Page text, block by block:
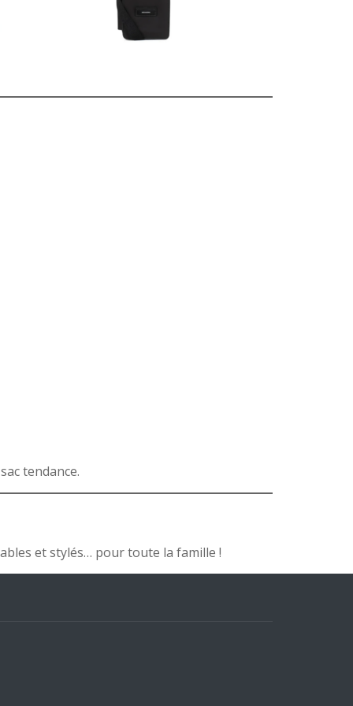
tendance.
et stylés… pour toute la famille !